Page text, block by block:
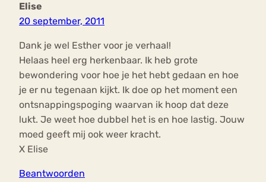
Elise
20 september, 2011
Dank je wel Esther voor je verhaal!
Helaas heel erg herkenbaar. Ik heb grote
bewondering voor hoe je het hebt gedaan en hoe
je er nu tegenaan kijkt. Ik doe op het moment een
ontsnappingspoging waarvan ik hoop dat deze
lukt. Je weet hoe dubbel het is en hoe lastig. Jouw
moed geeft mij ook weer kracht.
X Elise
Beantwoorden